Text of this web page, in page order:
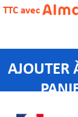
TTC avec
AJOUTER